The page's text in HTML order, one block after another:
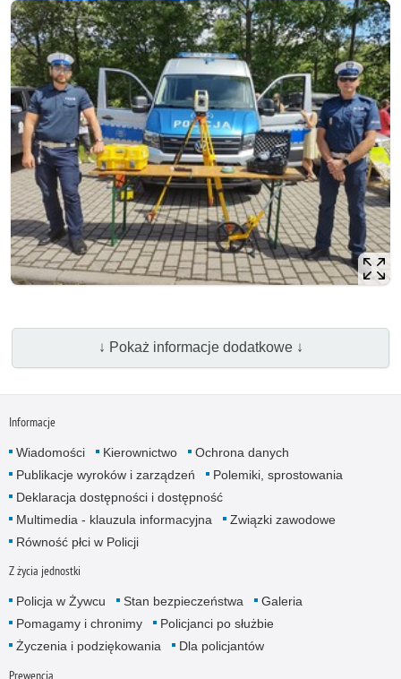
↓ Pokaż informacje dodatkowe ↓
Informacje
Wiadomości Kierownictwo
Ochrona danych
Publikacje wyroków i zarządzeń
Polemiki, sprostowania
Deklaracja dostępności i dostępność
Multimedia - klauzula informacyjna
Związki zawodowe
Równość płci w Policji
Z życia jednostki
Policja w Żywcu Stan bezpieczeństwa
Galeria
Pomagamy i chronimy
Policjanci po służbie
Życzenia i podziękowania
Dla policjantów
Prewencja